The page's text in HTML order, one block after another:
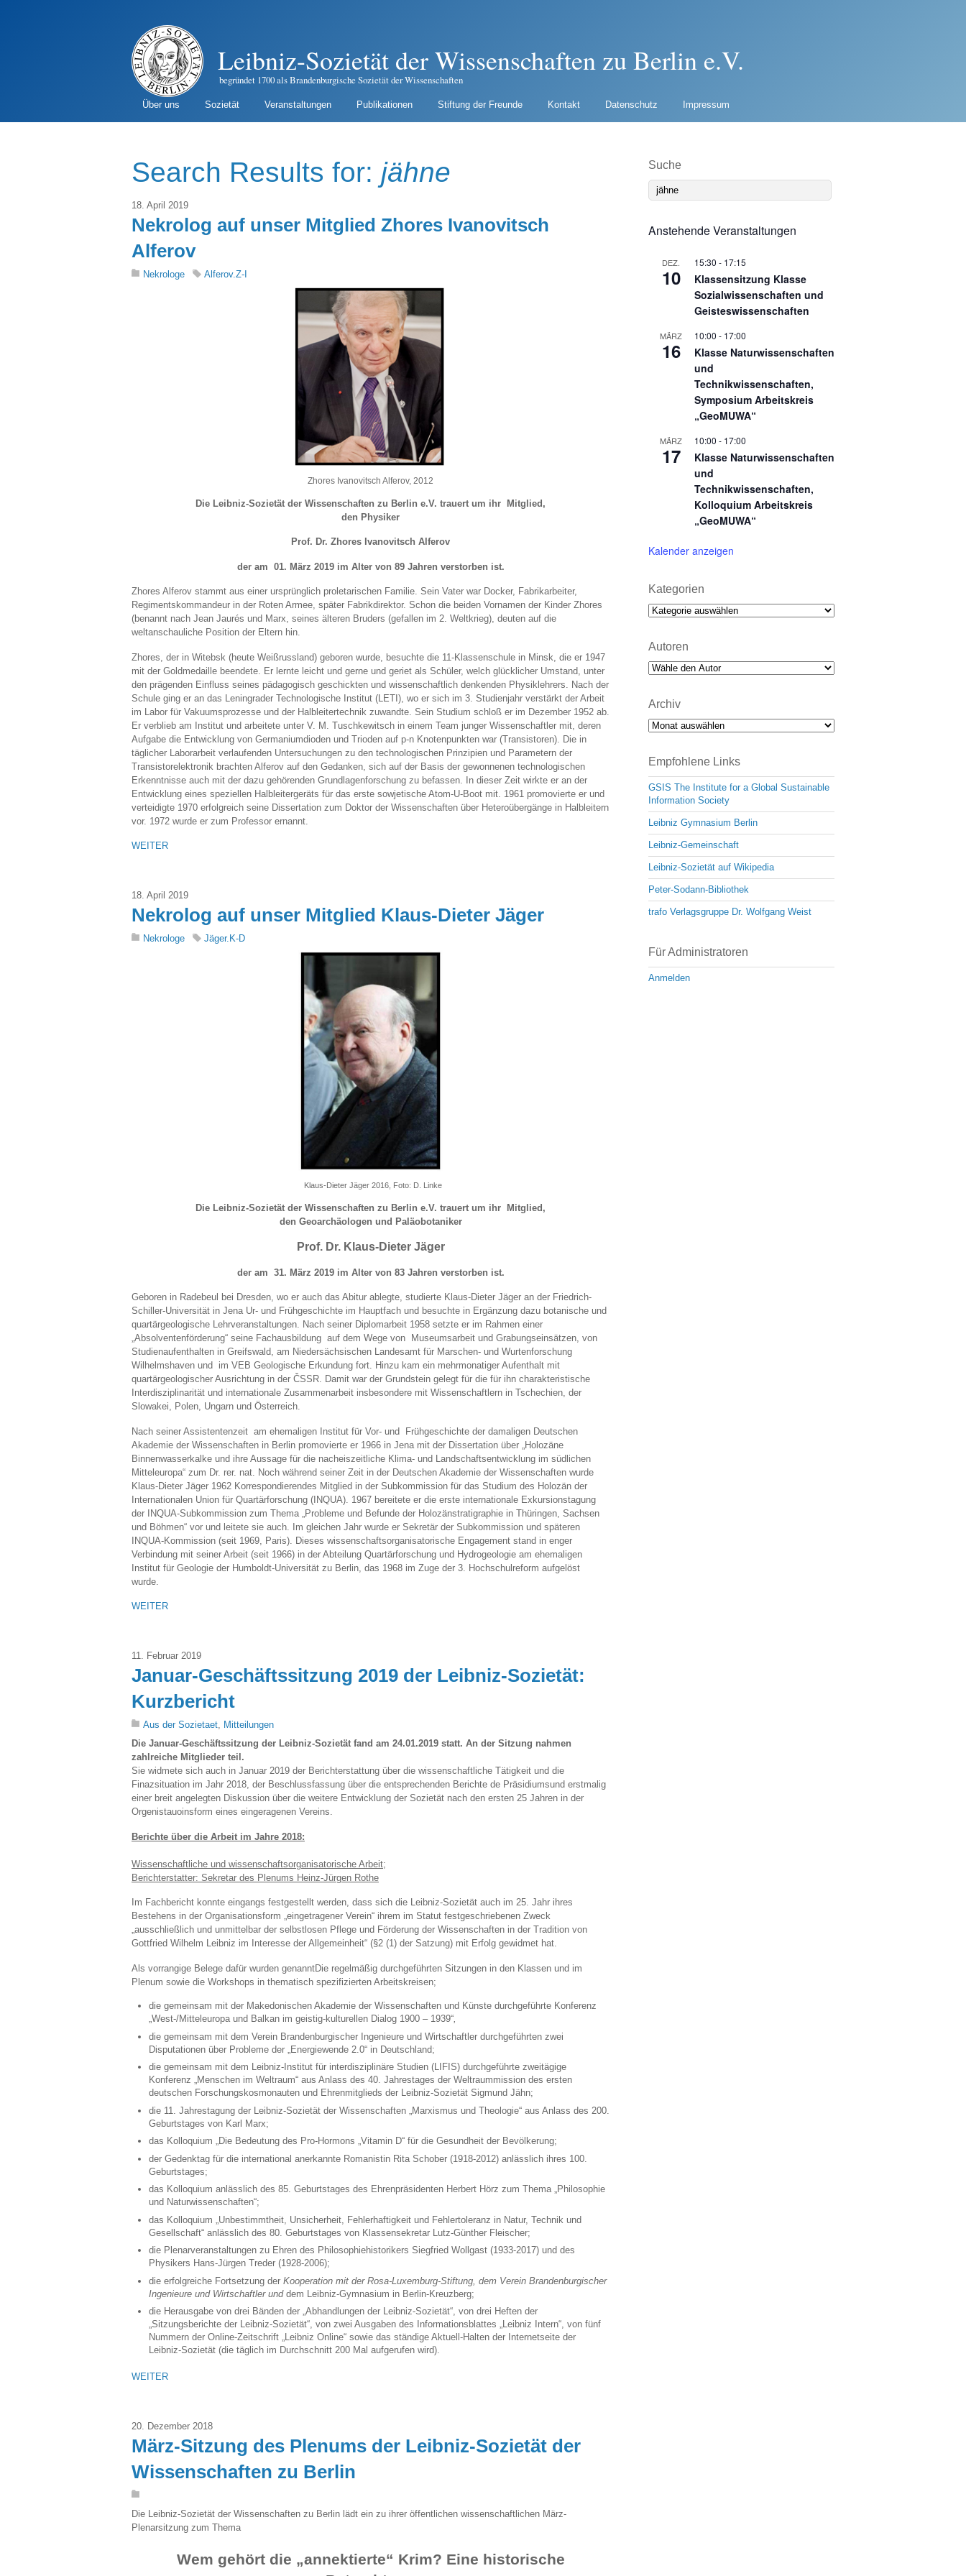
Leibniz-Sozietät der Wissenschaften zu Berlin e.V.
begründet 1700 als Brandenburgische Sozietät der Wissenschaften
Über uns Sozietät Veranstaltungen Publikationen Stiftung der Freunde Kontakt Datenschutz Impressum
Search Results for: jähne
18. April 2019
Nekrolog auf unser Mitglied Zhores Ivanovitsch
Alferov
Nekrologe Alferov.Z-I
Zhores Ivanovitsch Alferov, 2012
Die Leibniz-Sozietät der Wissenschaften zu Berlin e.V. trauert um ihr Mitglied,
den Physiker
Prof. Dr. Zhores Ivanovitsch Alferov
der am 01. März 2019 im Alter von 89 Jahren verstorben ist.
Zhores Alferov stammt aus einer ursprünglich proletarischen Familie. Sein Vater war Docker, Fabrikarbeiter,
Regimentskommandeur in der Roten Armee, später Fabrikdirektor. Schon die beiden Vornamen der Kinder Zhores
(benannt nach Jean Jaurés und Marx, seines älteren Bruders (gefallen im 2. Weltkrieg), deuten auf die
weltanschauliche Position der Eltern hin.
Zhores, der in Witebsk (heute Weißrussland) geboren wurde, besuchte die 11-Klassenschule in Minsk, die er 1947
mit der Goldmedaille beendete. Er lernte leicht und gerne und geriet als Schüler, welch glücklicher Umstand, unter
den prägenden Einfluss seines pädagogisch geschickten und wissenschaftlich denkenden Physiklehrers. Nach der
Schule ging er an das Leningrader Technologische Institut (LETI), wo er sich im 3. Studienjahr verstärkt der Arbeit
im Labor für Vakuumsprozesse und der Halbleitertechnik zuwandte. Sein Studium schloß er im Dezember 1952 ab.
Er verblieb am Institut und arbeitete unter V. M. Tuschkewitsch in einem Team junger Wissenschaftler mit, deren
Aufgabe die Entwicklung von Germaniumdioden und Trioden auf p-n Knotenpunkten war (Transistoren). Die in
täglicher Laborarbeit verlaufenden Untersuchungen zu den technologischen Prinzipien und Parametern der
Transistorelektronik brachten Alferov auf den Gedanken, sich auf der Basis der gewonnenen technologischen
Erkenntnisse auch mit der dazu gehörenden Grundlagenforschung zu befassen. In dieser Zeit wirkte er an der
Entwicklung eines speziellen Halbleitergeräts für das erste sowjetische Atom-U-Boot mit. 1961 promovierte er und
verteidigte 1970 erfolgreich seine Dissertation zum Doktor der Wissenschaften über Heteroübergänge in Halbleitern
vor. 1972 wurde er zum Professor ernannt.
WEITER
18. April 2019
Nekrolog auf unser Mitglied Klaus-Dieter Jäger
Nekrologe Jäger.K-D
Klaus-Dieter Jäger 2016, Foto: D. Linke
Die Leibniz-Sozietät der Wissenschaften zu Berlin e.V. trauert um ihr Mitglied,
den Geoarchäologen und Paläobotaniker
Prof. Dr. Klaus-Dieter Jäger
der am 31. März 2019 im Alter von 83 Jahren verstorben ist.
Geboren in Radebeul bei Dresden, wo er auch das Abitur ablegte, studierte Klaus-Dieter Jäger an der Friedrich-
Schiller-Universität in Jena Ur- und Frühgeschichte im Hauptfach und besuchte in Ergänzung dazu botanische und
quartärgeologische Lehrveranstaltungen. Nach seiner Diplomarbeit 1958 setzte er im Rahmen einer
„Absolventenförderung“ seine Fachausbildung auf dem Wege von Museumsarbeit und Grabungseinsätzen, von
Studienaufenthalten in Greifswald, am Niedersächsischen Landesamt für Marschen- und Wurtenforschung
Wilhelmshaven und im VEB Geologische Erkundung fort. Hinzu kam ein mehrmonatiger Aufenthalt mit
quartärgeologischer Ausrichtung in der ČSSR. Damit war der Grundstein gelegt für die für ihn charakteristische
Interdisziplinarität und internationale Zusammenarbeit insbesondere mit Wissenschaftlern in Tschechien, der
Slowakei, Polen, Ungarn und Österreich.
Nach seiner Assistentenzeit am ehemaligen Institut für Vor- und Frühgeschichte der damaligen Deutschen
Akademie der Wissenschaften in Berlin promovierte er 1966 in Jena mit der Dissertation über „Holozäne
Binnenwasserkalke und ihre Aussage für die nacheiszeitliche Klima- und Landschaftsentwicklung im südlichen
Mitteleuropa“ zum Dr. rer. nat. Noch während seiner Zeit in der Deutschen Akademie der Wissenschaften wurde
Klaus-Dieter Jäger 1962 Korrespondierendes Mitglied in der Subkommission für das Studium des Holozän der
Internationalen Union für Quartärforschung (INQUA). 1967 bereitete er die erste internationale Exkursionstagung
der INQUA-Subkommission zum Thema „Probleme und Befunde der Holozänstratigraphie in Thüringen, Sachsen
und Böhmen“ vor und leitete sie auch. Im gleichen Jahr wurde er Sekretär der Subkommission und späteren
INQUA-Kommission (seit 1969, Paris). Dieses wissenschaftsorganisatorische Engagement stand in enger
Verbindung mit seiner Arbeit (seit 1966) in der Abteilung Quartärforschung und Hydrogeologie am ehemaligen
Institut für Geologie der Humboldt-Universität zu Berlin, das 1968 im Zuge der 3. Hochschulreform aufgelöst
wurde.
WEITER
11. Februar 2019
Januar-Geschäftssitzung 2019 der Leibniz-Sozietät:
Kurzbericht
Aus der Sozietaet, Mitteilungen
Die Januar-Geschäftssitzung der Leibniz-Sozietät fand am 24.01.2019 statt. An der Sitzung nahmen
zahlreiche Mitglieder teil.
Sie widmete sich auch in Januar 2019 der Berichterstattung über die wissenschaftliche Tätigkeit und die
Finazsituation im Jahr 2018, der Beschlussfassung über die entsprechenden Berichte de Präsidiumsund erstmalig
einer breit angelegten Diskussion über die weitere Entwicklung der Sozietät nach den ersten 25 Jahren in der
Orgenistauoinsform eines eingeragenen Vereins.
Berichte über die Arbeit im Jahre 2018:
Wissenschaftliche und wissenschaftsorganisatorische Arbeit;
Berichterstatter: Sekretar des Plenums Heinz-Jürgen Rothe
Im Fachbericht konnte eingangs festgestellt werden, dass sich die Leibniz-Sozietät auch im 25. Jahr ihres
Bestehens in der Organisationsform „eingetragener Verein“ ihrem im Statut festgeschriebenen Zweck
„ausschließlich und unmittelbar der selbstlosen Pflege und Förderung der Wissenschaften in der Tradition von
Gottfried Wilhelm Leibniz im Interesse der Allgemeinheit“ (§2 (1) der Satzung) mit Erfolg gewidmet hat.
Als vorrangige Belege dafür wurden genanntDie regelmäßig durchgeführten Sitzungen in den Klassen und im
Plenum sowie die Workshops in thematisch spezifizierten Arbeitskreisen;
die gemeinsam mit der Makedonischen Akademie der Wissenschaften und Künste durchgeführte Konferenz
„West-/Mitteleuropa und Balkan im geistig-kulturellen Dialog 1900 – 1939“,
die gemeinsam mit dem Verein Brandenburgischer Ingenieure und Wirtschaftler durchgeführten zwei
Disputationen über Probleme der „Energiewende 2.0“ in Deutschland;
die gemeinsam mit dem Leibniz-Institut für interdisziplinäre Studien (LIFIS) durchgeführte zweitägige
Konferenz „Menschen im Weltraum“ aus Anlass des 40. Jahrestages der Weltraummission des ersten
deutschen Forschungskosmonauten und Ehrenmitglieds der Leibniz-Sozietät Sigmund Jähn;
die 11. Jahrestagung der Leibniz-Sozietät der Wissenschaften „Marxismus und Theologie“ aus Anlass des 200.
Geburtstages von Karl Marx;
das Kolloquium „Die Bedeutung des Pro-Hormons „Vitamin D“ für die Gesundheit der Bevölkerung;
der Gedenktag für die international anerkannte Romanistin Rita Schober (1918-2012) anlässlich ihres 100.
Geburtstages;
das Kolloquium anlässlich des 85. Geburtstages des Ehrenpräsidenten Herbert Hörz zum Thema „Philosophie
und Naturwissenschaften“;
das Kolloquium „Unbestimmtheit, Unsicherheit, Fehlerhaftigkeit und Fehlertoleranz in Natur, Technik und
Gesellschaft“ anlässlich des 80. Geburtstages von Klassensekretar Lutz-Günther Fleischer;
die Plenarveranstaltungen zu Ehren des Philosophiehistorikers Siegfried Wollgast (1933-2017) und des
Physikers Hans-Jürgen Treder (1928-2006);
die erfolgreiche Fortsetzung der Kooperation mit der Rosa-Luxemburg-Stiftung, dem Verein Brandenburgischer
Ingenieure und Wirtschaftler und dem Leibniz-Gymnasium in Berlin-Kreuzberg;
die Herausgabe von drei Bänden der „Abhandlungen der Leibniz-Sozietät“, von drei Heften der
„Sitzungsberichte der Leibniz-Sozietät“, von zwei Ausgaben des Informationsblattes „Leibniz Intern“, von fünf
Nummern der Online-Zeitschrift „Leibniz Online“ sowie das ständige Aktuell-Halten der Internetseite der
Leibniz-Sozietät (die täglich im Durchschnitt 200 Mal aufgerufen wird).
WEITER
20. Dezember 2018
März-Sitzung des Plenums der Leibniz-Sozietät der
Wissenschaften zu Berlin
Die Leibniz-Sozietät der Wissenschaften zu Berlin lädt ein zu ihrer öffentlichen wissenschaftlichen März-
Plenarsitzung zum Thema
Wem gehört die „annektierte“ Krim? Eine historische
Suche
Anstehende Veranstaltungen
DEZ.
10
15:30 - 17:15
Klassensitzung Klasse
Sozialwissenschaften und
Geisteswissenschaften
MÄRZ
16
10:00 - 17:00
Klasse Naturwissenschaften
und
Technikwissenschaften,
Symposium Arbeitskreis
„GeoMUWA“
MÄRZ
17
10:00 - 17:00
Klasse Naturwissenschaften
und
Technikwissenschaften,
Kolloquium Arbeitskreis
„GeoMUWA“
Kalender anzeigen
Kategorien
Kategorien
Autoren
Archiv
Archiv
Empfohlene Links
GSIS The Institute for a Global Sustainable
Information Society
Leibniz Gymnasium Berlin
Leibniz-Gemeinschaft
Leibniz-Sozietät auf Wikipedia
Peter-Sodann-Bibliothek
trafo Verlagsgruppe Dr. Wolfgang Weist
Für Administratoren
Anmelden